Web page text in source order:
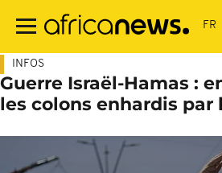
contenu
INFOS
Guerre Israël-Hamas :
les colons enhardis par